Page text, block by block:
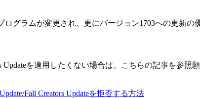
ログラムが変更され、更にバージョン1703への更新の
Updateを適用したくない場合は、こちらの記事を参照願
Fall Creators Updateを拒否する方法